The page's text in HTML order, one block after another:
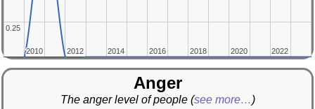
2010
2010 2012
2012 2014
2014 2016
2016 2018
2018 2020
2020 2022
2022
0.25
0.25
Anger
The anger level of people (see more…)